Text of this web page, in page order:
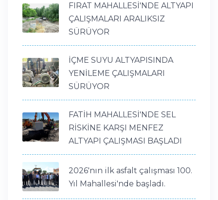
FIRAT MAHALLESİ'NDE ALTYAPI
ÇALIŞMALARI ARALIKSIZ
SÜRÜYOR
İÇME SUYU ALTYAPISINDA
YENİLEME ÇALIŞMALARI
SÜRÜYOR
FATİH MAHALLESİ'NDE SEL
RİSKİNE KARŞI MENFEZ
ALTYAPI ÇALIŞMASI BAŞLADI
2026'nın ilk asfalt çalışması 100.
Yıl Mahallesi'nde başladı.